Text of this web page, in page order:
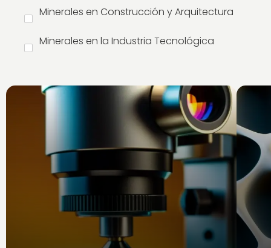
Minerales en Construcción y Arquitectura
Minerales en la Industria Tecnológica